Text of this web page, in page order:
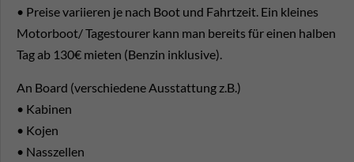
• Preise variieren je nach Boot und Fahrtzeit. Ein kleines
Motorboot/ Tagestourer kann man bereits für einen halben
Tag ab 130€ mieten (Benzin inklusive).
An Board (verschiedene Ausstattung z.B.)
• Kabinen
• Kojen
• Nasszellen